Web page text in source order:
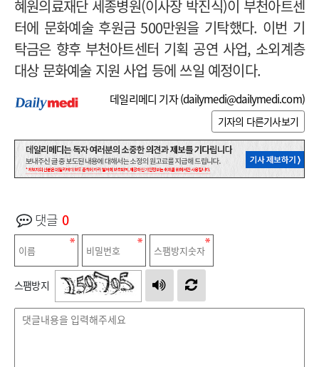
혜원의료재단 세종병원(이사장 박진식)이 부천아트센
터에 문화예술 후원금 500만원을 기탁했다. 이번 기
탁금은 향후 부천아트센터 기획 공연 사업, 소외계층
대상 문화예술 지원 사업 등에 쓰일 예정이다.
데일리메디 기자 (dailymedi@dailymedi.com)
기자의 다른기사보기
댓글 0
스팸방지